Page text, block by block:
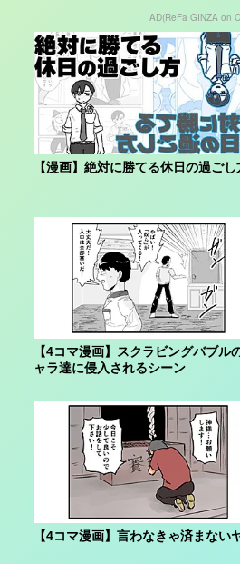
AD(ReFa GINZA on
【漫画】絶対に勝てる休日の過ごし
【4コマ漫画】スクラビングバブル
ャラ達に侵入されるシーン
【4コマ漫画】言わなきゃ済まない